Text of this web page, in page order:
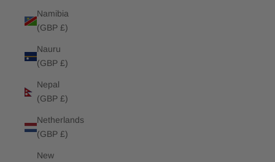
Namibia
(GBP £)
Nauru
(GBP £)
Nepal
(GBP £)
Netherlands
(GBP £)
New